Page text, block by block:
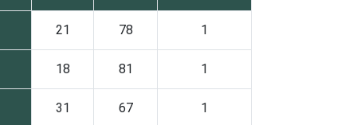
21 78 1
18 81 1
31 67 1